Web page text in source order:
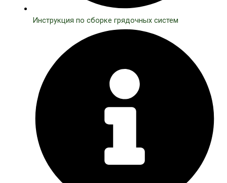
Инструкция по сборке грядочных систем